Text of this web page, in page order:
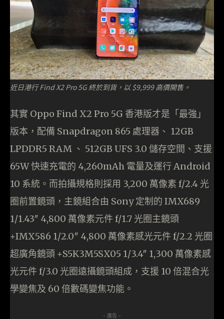
近日港行 Find X2 Pro 5G 終於到貨，以 $9,999 高價開售。
其實 Oppo Find X2 Pro 5G 香港版才是「最強」
版本，配備 Snapdragon 865 處理器、 12GB
LPDDR5 RAM 、 512GB UFS 3.0 儲存空間、支援
65W 快速充電的 4,260mAh 電量及運行 Android
10 系統。而拍攝規格則採用 3,200 萬像素 f/2.4 光
圈前置鏡頭，主鏡組合由 Sony 定制的 IMX689
1/1.43″ 4,800 萬像素元件 f/1.7 光圈主鏡頭
+IMX586 1/2.0″ 4,800 萬像素感光元件 f/2.2 光圈
超廣角鏡頭 +S5K3M5SX05 1/3.4″ 1,300 萬像素感
光元件 f/3.0 光圈遠攝鏡頭組成，支援 10 倍混合光
學變焦及 60 倍數碼變焦功能。
- 廣告 -